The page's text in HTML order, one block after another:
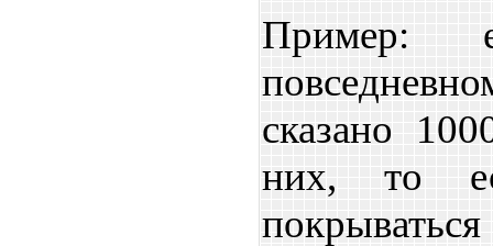
Пример:
сказано
них, то